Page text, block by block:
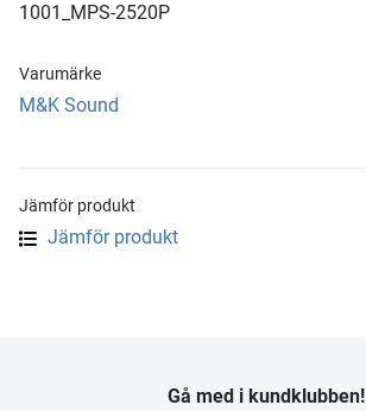
1001_MPS-2520P
Varumärke
M&K Sound
Jämför produkt
Jämför produkt
Gå med i kundklubben!